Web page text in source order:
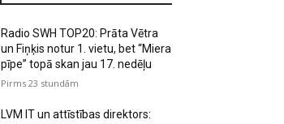
Radio SWH TOP20: Prāta Vētra
un Fiņķis notur 1. vietu, bet “Miera
pīpe” topā skan jau 17. nedēļu
Pirms 23 stundām
LVM IT un attīstības direktors: